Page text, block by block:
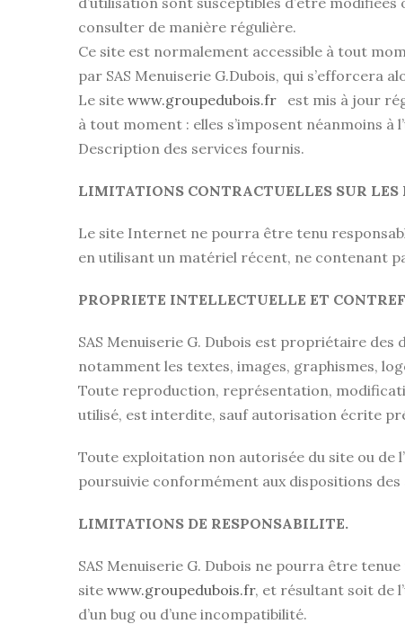
consulter de manière régulière.
Ce site est normalement accessible à tout
par SAS Menuiserie G.Dubois, qui s’efforcera
Le site www.groupedubois.fr est mis à jour
à tout moment : elles s’imposent néanmoins à
Description des services fournis.
LIMITATIONS CONTRACTUELLES SUR LES
Le site Internet ne pourra être tenu
en utilisant un matériel récent, ne contenant
PROPRIETE INTELLECTUELLE ET
SAS Menuiserie G. Dubois est propriétaire
notamment les textes, images, graphismes,
Toute reproduction, représentation,
utilisé, est interdite, sauf autorisation écrite
Toute exploitation non autorisée du site ou de
poursuivie conformément aux dispositions
LIMITATIONS DE RESPONSABILITE.
SAS Menuiserie G. Dubois ne pourra être
site www.groupedubois.fr, et résultant soit de
d’un bug ou d’une incompatibilité.